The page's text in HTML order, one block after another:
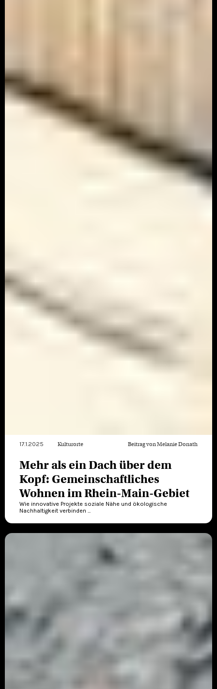
17.1.2025 Kulturorte Beitrag von Melanie Donath
Mehr als ein Dach über dem
Kopf: Gemeinschaftliches
Wohnen im Rhein-Main-Gebiet
Wie innovative Projekte soziale Nähe und ökologische
Nachhaltigkeit verbinden ...